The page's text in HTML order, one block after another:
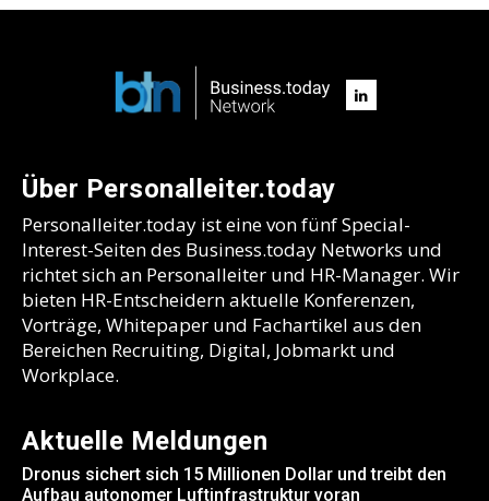
Über Personalleiter.today
Personalleiter.today ist eine von fünf Special-
Interest-Seiten des Business.today Networks und
richtet sich an Personalleiter und HR-Manager. Wir
bieten HR-Entscheidern aktuelle Konferenzen,
Vorträge, Whitepaper und Fachartikel aus den
Bereichen Recruiting, Digital, Jobmarkt und
Workplace.
Aktuelle Meldungen
Dronus sichert sich 15 Millionen Dollar und treibt den
Aufbau autonomer Luftinfrastruktur voran